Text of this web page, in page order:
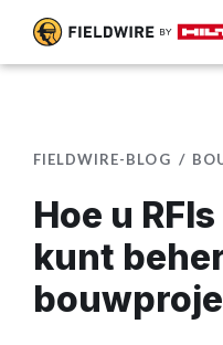
FIELDWIRE-BLOG
Hoe u
kunt